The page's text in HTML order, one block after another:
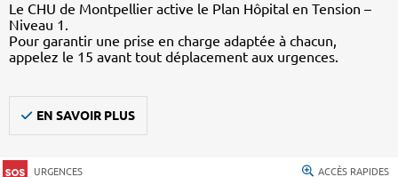
Le CHU de Montpellier active le Plan Hôpital en Tension –
Niveau 1.
Pour garantir une prise en charge adaptée à chacun,
appelez le 15 avant tout déplacement aux urgences.
EN SAVOIR PLUS
URGENCES ACCÈS RAPIDES